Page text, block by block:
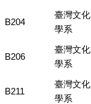
B204
臺灣文化
學系
B206
臺灣文化
學系
B211
臺灣文化
學系